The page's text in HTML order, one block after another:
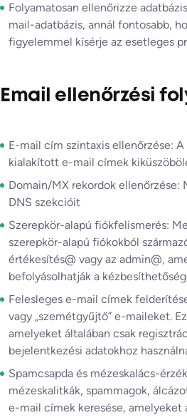
Folyamatosan ellenőrizze
mail-adatbázis, annál fontosabb,
figyelemmel kísérje az esetleges
Email ellenőrzési
E-mail cím szintaxis ellenőrzése:
kialakított e-mail címek
Domain/MX rekordok
DNS szekcióit
Szerepkör-alapú fiókfelismerés:
szerepkör-alapú fiókokból
értékesítés@ vagy az admin@,
befolyásolhatják a
Felesleges e-mail címek
vagy „szemétgyűjtő” e-maileket.
amelyeket általában csak
bejelentkezési adatokhoz
Spamcsapda és mézeskalács-
mézeskalitkák, spammagok,
e-mail címek keresése, amelyeket